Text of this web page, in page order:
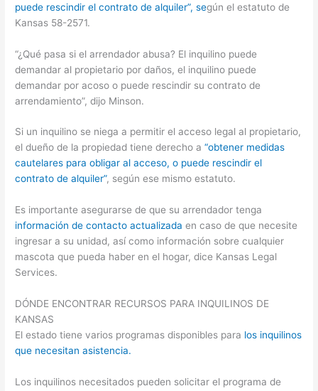
puede rescindir el contrato de alquiler”, según el estatuto de
Kansas 58-2571.
“¿Qué pasa si el arrendador abusa? El inquilino puede
demandar al propietario por daños, el inquilino puede
demandar por acoso o puede rescindir su contrato de
arrendamiento”, dijo Minson.
Si un inquilino se niega a permitir el acceso legal al propietario,
el dueño de la propiedad tiene derecho a“obtener medidas
cautelares para obligar al acceso, o puede rescindir el
contrato de alquiler”, según ese mismo estatuto.
Es importante asegurarse de que su arrendador tenga
información de contacto actualizada en caso de que necesite
ingresar a su unidad, así como información sobre cualquier
mascota que pueda haber en el hogar, dice Kansas Legal
Services.
DÓNDE ENCONTRAR RECURSOS PARA INQUILINOS DE
KANSAS
El estado tiene varios programas disponibles para los inquilinos
que necesitan asistencia.
Los inquilinos necesitados pueden solicitar el programa de